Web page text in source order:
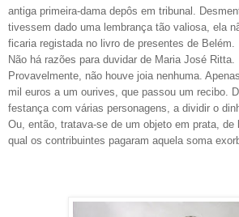
antiga primeira-dama depôs em tribunal.
tivessem dado uma lembrança tão valiosa, ela
ficaria registada no livro de presentes de Belém.
Não há razões para duvidar de Maria José Ritta.
Provavelmente, não houve joia nenhuma.
mil euros a um ourives, que passou um recibo.
festança com várias personagens, a dividir o
Ou, então, tratava-se de um objeto em prata,
qual os contribuintes pagaram aquela soma